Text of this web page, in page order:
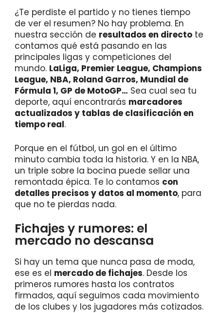
¿Te perdiste el partido y no tienes tiempo
de ver el resumen? No hay problema. En
nuestra sección de resultados en directo te
contamos qué está pasando en las
principales ligas y competiciones del
mundo. LaLiga, Premier League, Champions
League, NBA, Roland Garros, Mundial de
Fórmula 1, GP de MotoGP… Sea cual sea tu
deporte, aquí encontrarás marcadores
actualizados y tablas de clasificación en
tiempo real.
Porque en el fútbol, un gol en el último
minuto cambia toda la historia. Y en la NBA,
un triple sobre la bocina puede sellar una
remontada épica. Te lo contamos con
detalles precisos y datos al momento, para
que no te pierdas nada.
Fichajes y rumores: el
mercado no descansa
Si hay un tema que nunca pasa de moda,
ese es el mercado de fichajes. Desde los
primeros rumores hasta los contratos
firmados, aquí seguimos cada movimiento
de los clubes y los jugadores más cotizados.